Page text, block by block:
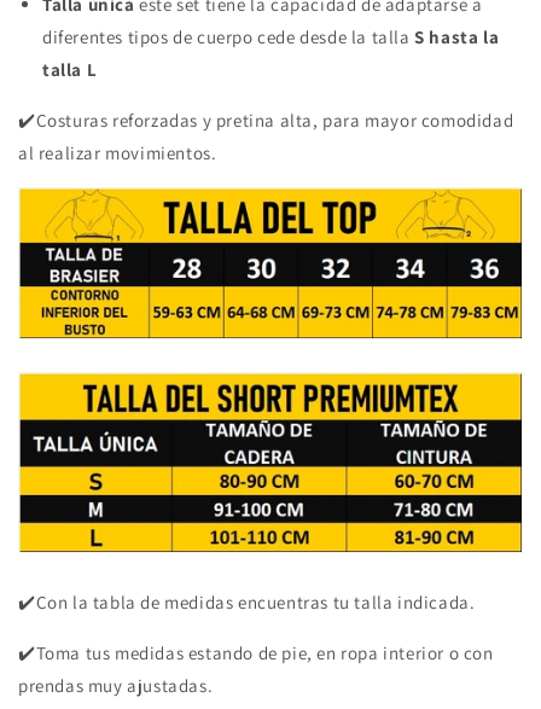
diferentes tipos de cuerpo cede desde la tallaS hasta la
talla L
✔️Costuras reforzadas y pretina alta, para mayor comodidad
al realizar movimientos.
✔️Con la tabla de medidas encuentras tu talla indicada.
✔️Toma tus medidas estando de pie, en ropa interior o con
prendas muy ajustadas.